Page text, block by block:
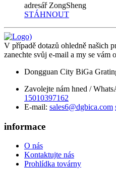
adresář ZongSheng
STÁHNOUT
V případě dotazů ohledně našich
zanechte svůj e-mail a my se vám
Dongguan City BiGa
Zavolejte nám hned /
15010397162
E-mail: sales6@dgbica.com
informace
O nás
Kontaktujte nás
Prohlídka továrny